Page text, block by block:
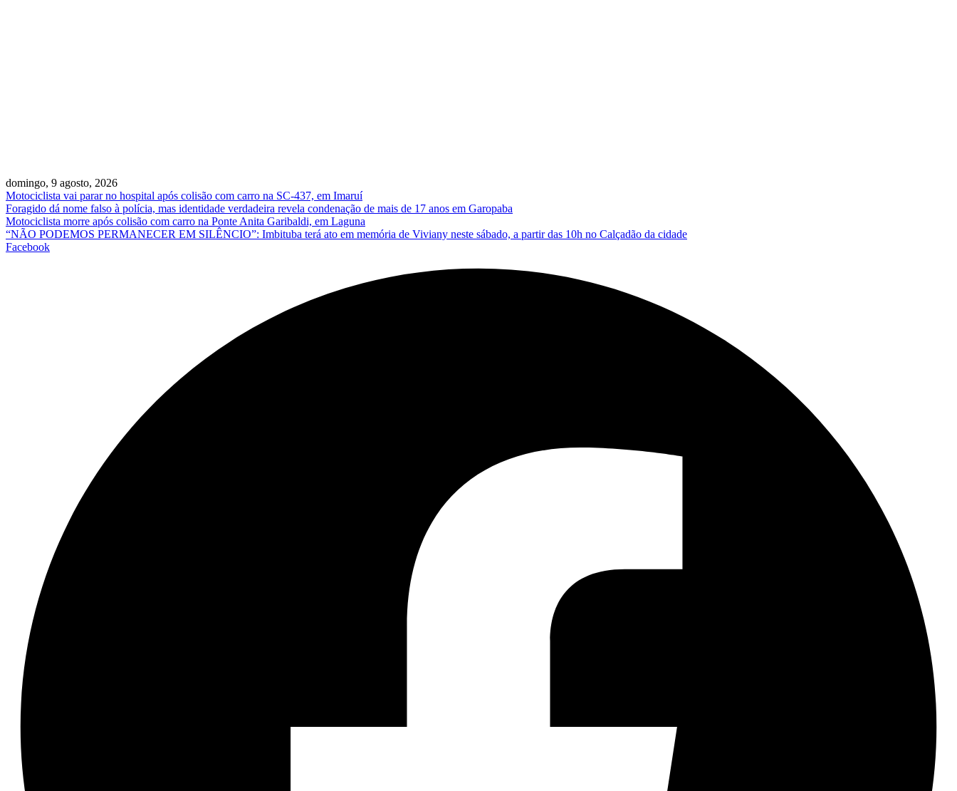
domingo, 9 agosto, 2026
Motociclista vai parar no hospital após colisão com carro na SC-437, em Imaruí
Foragido dá nome falso à polícia, mas identidade verdadeira revela condenação de mais de 17 anos em Garopaba
Motociclista morre após colisão com carro na Ponte Anita Garibaldi, em Laguna
“NÃO PODEMOS PERMANECER EM SILÊNCIO”: Imbituba terá ato em memória de Viviany neste sábado, a partir das 10h no Calçadão da cidade
Facebook